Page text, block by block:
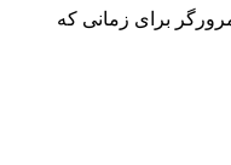
برای زمانی که